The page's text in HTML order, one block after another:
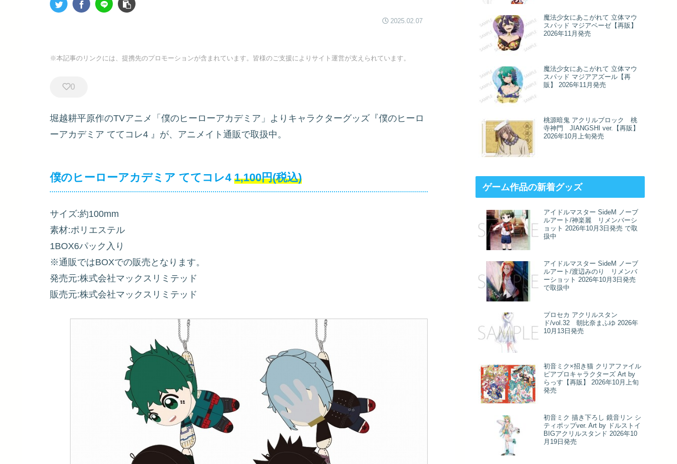
2025.02.07
※本記事のリンクには、提携先のプロモーションが含まれています。皆様のご支援によりサイト運営が支えられています。
0
堀越耕平原作のTVアニメ「僕のヒーローアカデミア」よりキャラクターグッズ『僕のヒーロ
ーアカデミア ててコレ4 』が、アニメイト通販で取扱中。
僕のヒーローアカデミア ててコレ4 1,100円(税込)
サイズ:約100mm
素材:ポリエステル
1BOX6パック入り
※通販ではBOXでの販売となります。
発売元:株式会社マックスリミテッド
販売元:株式会社マックスリミテッド
魔法少女にあこがれて 立体マウ
スパッド マジアベーゼ【再販】
2026年11月発売
魔法少女にあこがれて 立体マウ
スパッド マジアアズール【再
販】 2026年11月発売
桃源暗鬼 アクリルブロック 桃
寺神門 JIANGSHI ver.【再販】
2026年10月上旬発売
ゲーム作品の新着グッズ
アイドルマスター SideM ノーブ
ルアート/神楽麗 リメンバーシ
ョット 2026年10月3日発売 で取
扱中
アイドルマスター SideM ノーブ
ルアート/渡辺みのり リメンバ
ーショット 2026年10月3日発売
で取扱中
プロセカ アクリルスタン
ド/vol.32 朝比奈まふゆ 2026年
10月13日発売
初音ミク×招き猫 クリアファイル
ピアプロキャラクターズ Art by
らっす【再販】 2026年10月上旬
発売
初音ミク 描き下ろし 鏡音リン シ
ティポップver. Art by ドルストイ
BIGアクリルスタンド 2026年10
月19日発売